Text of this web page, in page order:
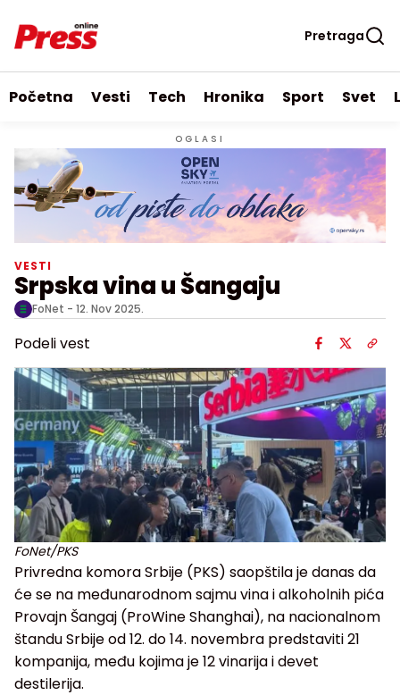
Pretraga
Početna Vesti Tech Hronika Sport Svet
OGLASI
VESTI
Srpska vina u Šangaju
FoNet - 12. Nov 2025.
Podeli vest
FoNet/PKS
Privredna komora Srbije (PKS) saopštila je danas da
će se na međunarodnom sajmu vina i alkoholnih pića
Provajn Šangaj (ProWine Shanghai), na nacionalnom
štandu Srbije od 12. do 14. novembra predstaviti 21
kompanija, među kojima je 12 vinarija i devet
destilerija.